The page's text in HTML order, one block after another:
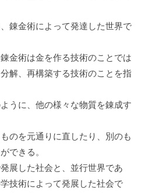
錬金術によって発達した世界で
金術は金を作る技術のことでは
解、再構築する技術のことを指
うに、他の様々な物質を錬成す
のを元通りに直したり、別のも
できる。
展した社会と、並行世界であ
技術によって発展した社会で